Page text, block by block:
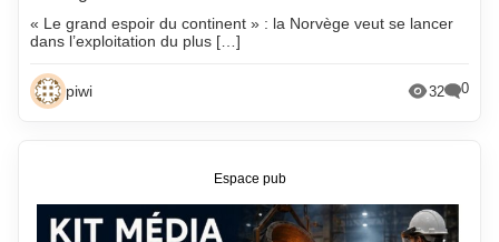
« Le grand espoir du continent » : la Norvège veut se lancer
dans l’exploitation du plus […]
piwi 32 0
Espace pub